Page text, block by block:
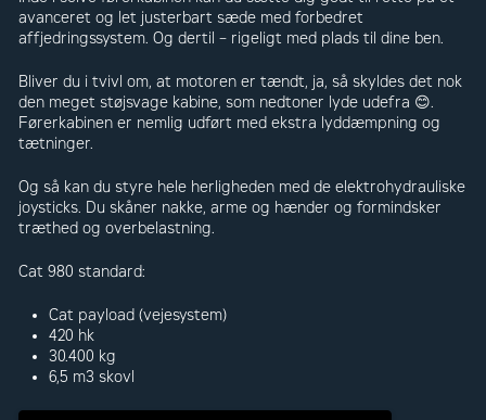
avanceret og let justerbart sæde med forbedret
affjedringssystem. Og dertil – rigeligt med plads til dine ben.
Bliver du i tvivl om, at motoren er tændt, ja, så skyldes det nok
den meget støjsvage kabine, som nedtoner lyde udefra 😊.
Førerkabinen er nemlig udført med ekstra lyddæmpning og
tætninger.
Og så kan du styre hele herligheden med de elektrohydrauliske
joysticks. Du skåner nakke, arme og hænder og formindsker
træthed og overbelastning.
Cat 980 standard:
Cat payload (vejesystem)
420 hk
30.400 kg
6,5 m3 skovl